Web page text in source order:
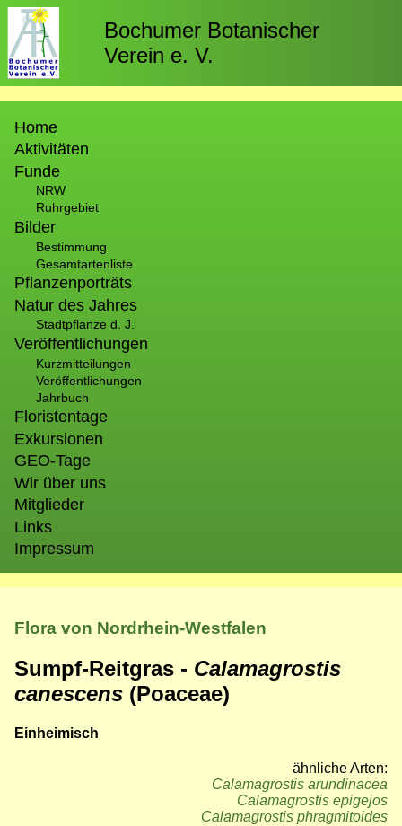
Direkt
zum
Inhalt
Bochumer Botanischer
Verein e. V.
Home
Aktivitäten
Funde
NRW
Ruhrgebiet
Bilder
Bestimmung
Gesamtartenliste
Pflanzenporträts
Natur des Jahres
Stadtpflanze d. J.
Veröffentlichungen
Kurzmitteilungen
Veröffentlichungen
Jahrbuch
Floristentage
Exkursionen
GEO-Tage
Wir über uns
Mitglieder
Links
Impressum
Flora von Nordrhein-Westfalen
Sumpf-Reitgras - Calamagrostis
canescens (Poaceae)
Einheimisch
ähnliche Arten:
Calamagrostis arundinacea
Calamagrostis epigejos
Calamagrostis phragmitoides